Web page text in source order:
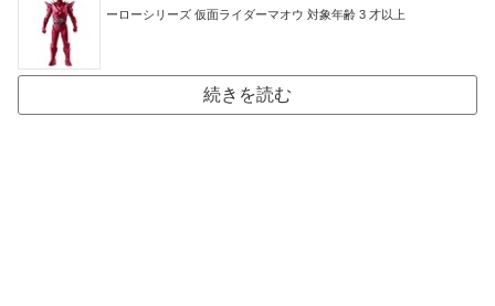
ーローシリーズ 仮面ライダーマオウ 対象年齢 3 才以上
続きを読む